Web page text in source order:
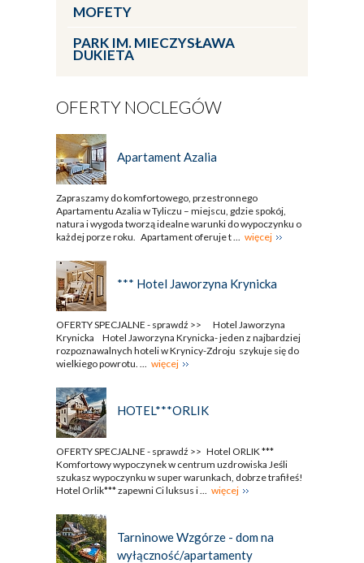
MOFETY
PARK IM. MIECZYSŁAWA
DUKIETA
OFERTY NOCLEGÓW
Apartament Azalia
Zapraszamy do komfortowego, przestronnego
Apartamentu Azalia w Tyliczu – miejscu, gdzie spokój,
natura i wygoda tworzą idealne warunki do wypoczynku o
każdej porze roku. Apartament oferuje t ...
więcej
*** Hotel Jaworzyna Krynicka
OFERTY SPECJALNE - sprawdź >> Hotel Jaworzyna
Krynicka Hotel Jaworzyna Krynicka- jeden z najbardziej
rozpoznawalnych hoteli w Krynicy-Zdroju szykuje się do
wielkiego powrotu. ...
więcej
HOTEL***ORLIK
OFERTY SPECJALNE - sprawdź >> Hotel ORLIK ***
Komfortowy wypoczynek w centrum uzdrowiska Jeśli
szukasz wypoczynku w super warunkach, dobrze trafiłeś!
Hotel Orlik*** zapewni Ci luksus i ...
więcej
Tarninowe Wzgórze - dom na
wyłączność/apartamenty